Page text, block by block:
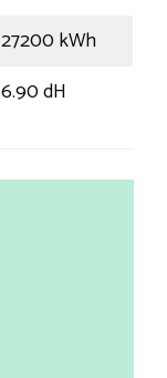
27200 kWh
6.90 dH